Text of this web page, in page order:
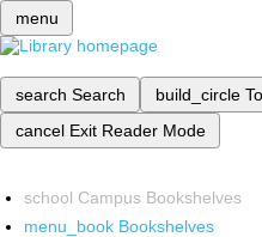
menu
search Search build_circle
cancel Exit Reader Mode
school Campus Bookshelves
menu_book Bookshelves